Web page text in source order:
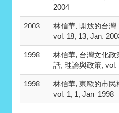
2004
2003
林信華, 開放的台灣
vol. 18, 13, Jan.
1998
林信華, 台灣文化政
話, 理論與政策, vol.
1998
林信華, 東歐的市民
vol. 1, 1, Jan. 1998